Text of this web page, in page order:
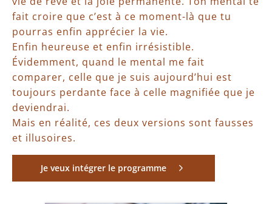
fait croire que c’est à ce moment-là que tu
pourras enfin apprécier la vie.
Enfin heureuse et enfin irrésistible.
Évidemment, quand le mental me fait
comparer, celle que je suis aujourd’hui est
toujours perdante face à celle magnifiée que je
deviendrai.
Mais en réalité, ces deux versions sont fausses
et illusoires.
Je veux intégrer le programme